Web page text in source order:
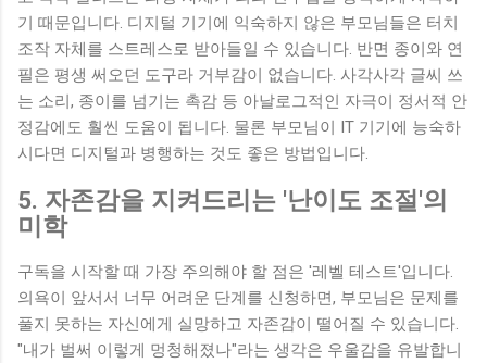
기 때문입니다. 디지털 기기에 익숙하지 않은 부모님들은 터치
조작 자체를 스트레스로 받아들일 수 있습니다. 반면 종이와 연
필은 평생 써오던 도구라 거부감이 없습니다. 사각사각 글씨 쓰
는 소리, 종이를 넘기는 촉감 등 아날로그적인 자극이 정서적 안
정감에도 훨씬 도움이 됩니다. 물론 부모님이 IT 기기에 능숙하
시다면 디지털과 병행하는 것도 좋은 방법입니다.
5. 자존감을 지켜드리는 '난이도 조절'의
미학
구독을 시작할 때 가장 주의해야 할 점은 '레벨 테스트'입니다.
의욕이 앞서서 너무 어려운 단계를 신청하면, 부모님은 문제를
풀지 못하는 자신에게 실망하고 자존감이 떨어질 수 있습니다.
"내가 벌써 이렇게 멍청해졌나"라는 생각은 우울감을 유발합니